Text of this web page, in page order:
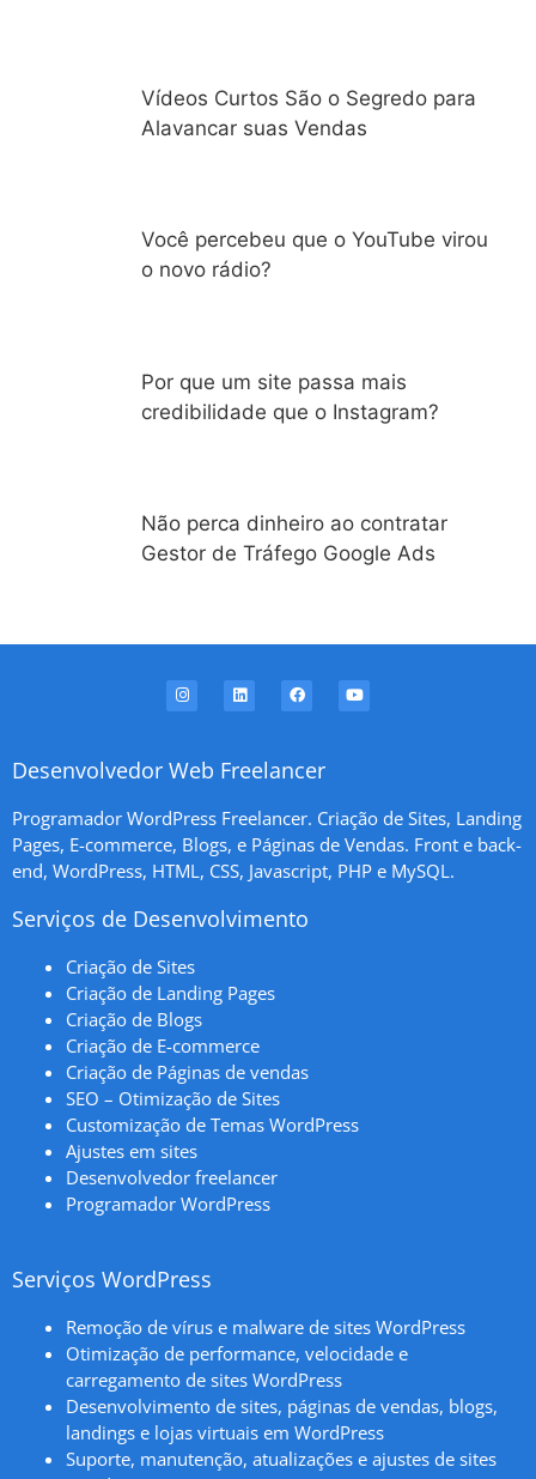
Vídeos Curtos São o Segredo para
Alavancar suas Vendas
Você percebeu que o YouTube virou
o novo rádio?
Por que um site passa mais
credibilidade que o Instagram?
Não perca dinheiro ao contratar
Gestor de Tráfego Google Ads
Desenvolvedor Web Freelancer
Programador WordPress Freelancer. Criação de Sites, Landing
Pages, E-commerce, Blogs, e Páginas de Vendas. Front e back-
end, WordPress, HTML, CSS, Javascript, PHP e MySQL.
Serviços de Desenvolvimento
Criação de Sites
Criação de Landing Pages
Criação de Blogs
Criação de E-commerce
Criação de Páginas de vendas
SEO – Otimização de Sites
Customização de Temas WordPress
Ajustes em sites
Desenvolvedor freelancer
Programador WordPress
Serviços WordPress
Remoção de vírus e malware de sites WordPress
Otimização de performance, velocidade e
carregamento de sites WordPress
Desenvolvimento de sites, páginas de vendas, blogs,
landings e lojas virtuais em WordPress
Suporte, manutenção, atualizações e ajustes de sites